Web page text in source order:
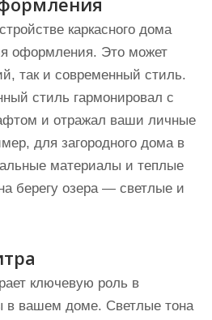
каркасного дома
оформления. Это может
так и современный стиль.
стиль гармонировал с
и отражал ваши личные
для загородного дома в
материалы и теплые
берегу озера — светлые и
ключевую роль в
в вашем доме. Светлые тона